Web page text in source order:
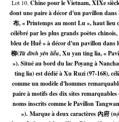
Lot 10. Chine pour le Vietnam, XIXe
dont une paire à décor d'un pavillon
布, « Printemps au mont Lu », haut lieu
célébré par les plus grands poètes
bleu de Huế » à décor d'un pavillon dans
柳(Từđình yên liễu, Xu yan ting lia, «
»). Situé au bord du lac Poyang à
ting lia) est dédié à Xu Ruzi (97-168),
comme un modèle d'hommes
paire à motifs des dix sites
noms inscrits comme le Pavillon
»). Marque à deux caractères 內府 (